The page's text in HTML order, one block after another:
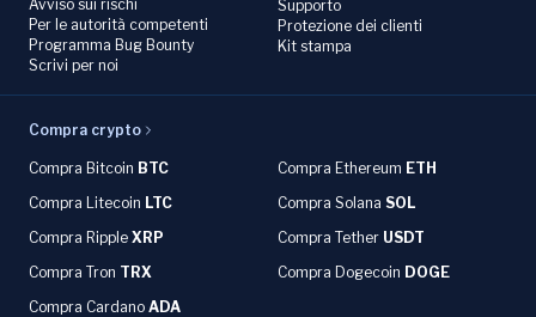
Avviso sui rischi
Per le autorità competenti
Programma Bug Bounty
Scrivi per noi
Supporto
Protezione dei clienti
Kit stampa
Compra crypto
Compra Bitcoin BTC Compra Ethereum ETH
Compra Litecoin LTC Compra Solana SOL
Compra Ripple XRP Compra Tether USDT
Compra Tron TRX Compra Dogecoin DOGE
Compra Cardano ADA